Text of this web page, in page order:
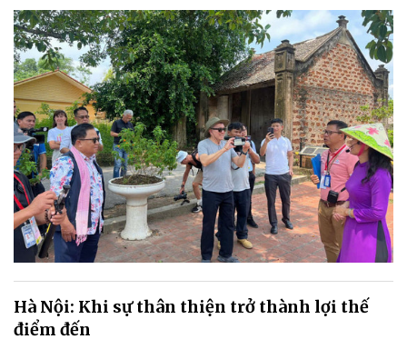
Hà Nội: Khi sự thân thiện trở thành lợi thế
điểm đến